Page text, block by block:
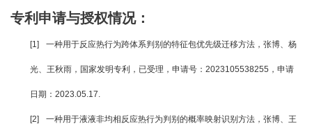
专利申请与授权情况：
[1] 一种用于反应热行为跨体系判别的特征包优先级迁移方法，张博、杨
光、王秋雨，国家发明专利，已受理，申请号：2023105538255，申请
日期：2023.05.17.
[2] 一种用于液液非均相反应热行为判别的概率映射识别方法，张博、王